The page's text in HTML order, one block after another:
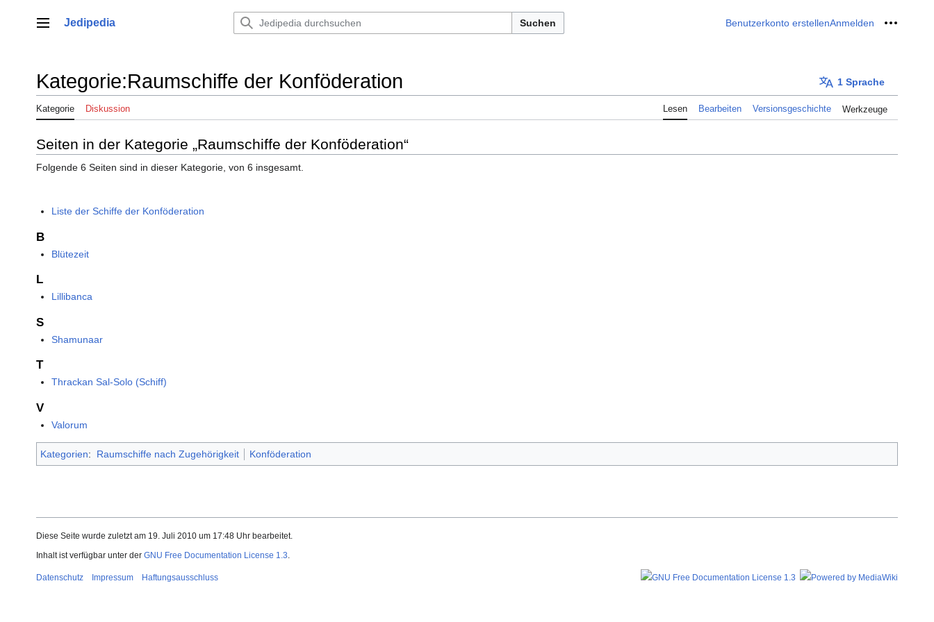
springenHauptmenü
Jedipedia Suchen Benutzerkonto erstellenAnmelden Meine
Kategorie:Raumschiffe der Konföderation 1 Sprache
Kategorie Diskussion Lesen Bearbeiten Versionsgeschichte Werkzeuge
Seiten in der Kategorie „Raumschiffe der Konföderation“
Folgende 6 Seiten sind in dieser Kategorie, von 6 insgesamt.
Liste der Schiffe der Konföderation
B
Blütezeit
L
Lillibanca
S
Shamunaar
T
Thrackan Sal-Solo (Schiff)
V
Valorum
Kategorien: Raumschiffe nach Zugehörigkeit Konföderation
Diese Seite wurde zuletzt am 19. Juli 2010 um 17:48 Uhr bearbeitet.
Inhalt ist verfügbar unter der GNU Free Documentation License 1.3
Datenschutz Impressum Haftungsausschluss